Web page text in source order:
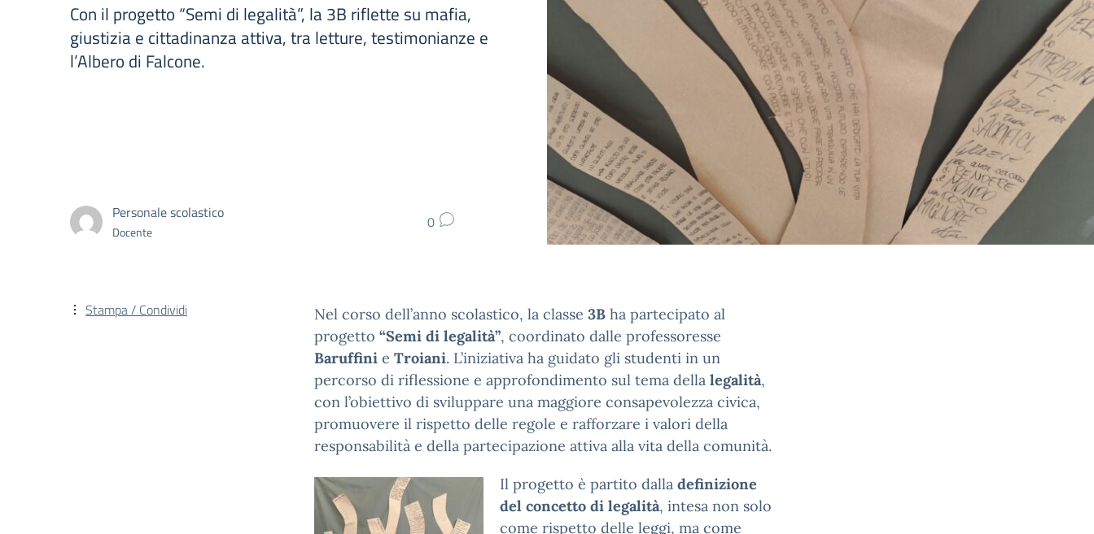
Con il progetto “Semi di legalità”, la 3B riflette su mafia,
giustizia e cittadinanza attiva, tra letture, testimonianze e
l’Albero di Falcone.
Personale scolastico
Docente 0
Nel corso dell’anno scolastico, la classe 3B ha partecipato al
progetto “Semi di legalità”, coordinato dalle professoresse
Baruffini e Troiani. L’iniziativa ha guidato gli studenti in un
percorso di riflessione e approfondimento sul tema della legalità,
con l’obiettivo di sviluppare una maggiore consapevolezza civica,
promuovere il rispetto delle regole e rafforzare i valori della
responsabilità e della partecipazione attiva alla vita della comunità.
Il progetto è partito dalla definizione
del concetto di legalità, intesa non solo
come rispetto delle leggi, ma come
Stampa / Condividi